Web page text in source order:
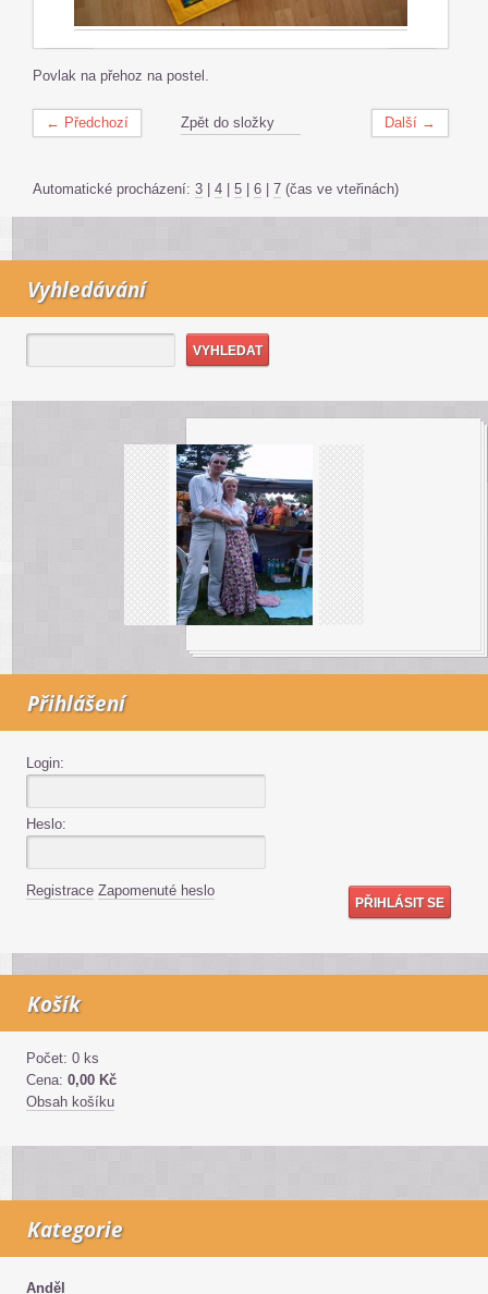
Povlak na přehoz na postel.
← Předchozí Další →
Zpět do složky
Automatické procházení: 3 | 4 | 5 | 6 | 7 (čas ve vteřinách)
Vyhledávání
Přihlášení
Login:
Heslo:
Registrace Zapomenuté heslo
Košík
Počet: 0 ks
Cena: 0,00 Kč
Obsah košíku
Kategorie
Anděl